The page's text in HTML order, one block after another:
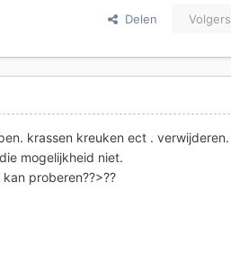
Delen Volgers
krassen kreuken ect . verwijderen.
mogelijkheid niet.
proberen??>??